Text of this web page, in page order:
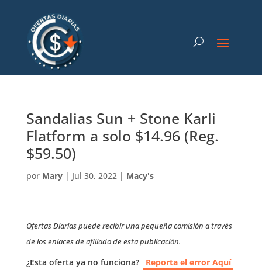
Sandalias Sun + Stone Karli
Flatform a solo $14.96 (Reg.
$59.50)
por Mary| Jul 30, 2022| Macy's
Ofertas Diarias puede recibir una pequeña comisión a través
de los enlaces de afiliado de esta publicación.
¿Esta oferta ya no funciona? Reporta el error Aquí